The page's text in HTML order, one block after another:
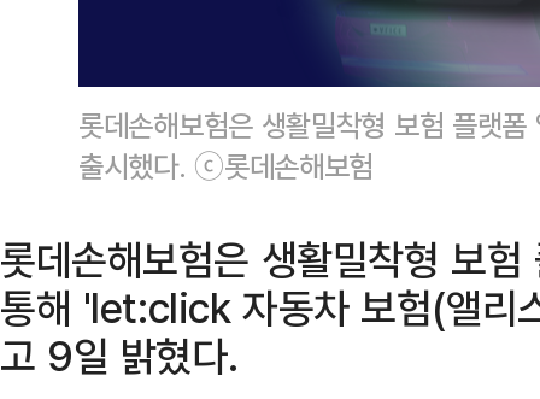
롯데손해보험은 생활밀착형 보험 플랫
출시했다. ⓒ롯데손해보험
롯데손해보험은 생활밀착형 보
통해 'let:click 자동차 보험(앨리
고 9일 밝혔다.